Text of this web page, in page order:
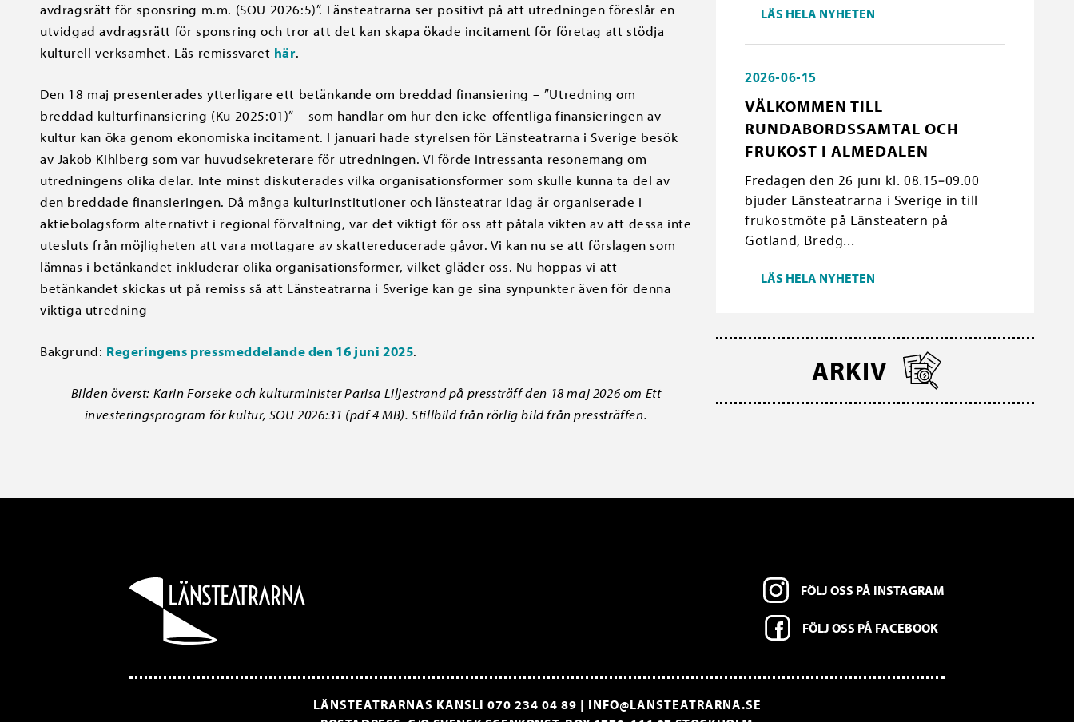
avdragsrätt för sponsring m.m. (SOU 2026:5)”. Länsteatrarna ser positivt på att utredningen föreslår en
utvidgad avdragsrätt för sponsring och tror att det kan skapa ökade incitament för företag att stödja
kulturell verksamhet. Läs remissvaret här.
Den 18 maj presenterades ytterligare ett betänkande om breddad finansiering – ”Utredning om
breddad kulturfinansiering (Ku 2025:01)” – som handlar om hur den icke-offentliga finansieringen av
kultur kan öka genom ekonomiska incitament. I januari hade styrelsen för Länsteatrarna i Sverige besök
av Jakob Kihlberg som var huvudsekreterare för utredningen. Vi förde intressanta resonemang om
utredningens olika delar. Inte minst diskuterades vilka organisationsformer som skulle kunna ta del av
den breddade finansieringen. Då många kulturinstitutioner och länsteatrar idag är organiserade i
aktiebolagsform alternativt i regional förvaltning, var det viktigt för oss att påtala vikten av att dessa inte
utesluts från möjligheten att vara mottagare av skattereducerade gåvor. Vi kan nu se att förslagen som
lämnas i betänkandet inkluderar olika organisationsformer, vilket gläder oss. Nu hoppas vi att
betänkandet skickas ut på remiss så att Länsteatrarna i Sverige kan ge sina synpunkter även för denna
viktiga utredning
Bakgrund: Regeringens pressmeddelande den 16 juni 2025.
Bilden överst: Karin Forseke och kulturminister Parisa Liljestrand på pressträff den 18 maj 2026 om Ett
investeringsprogram för kultur, SOU 2026:31 (pdf 4 MB). Stillbild från rörlig bild från pressträffen.
LÄS HELA NYHETEN
2026-06-15
VÄLKOMMEN TILL
RUNDABORDSSAMTAL OCH
FRUKOST I ALMEDALEN
Fredagen den 26 juni kl. 08.15–09.00
bjuder Länsteatrarna i Sverige in till
frukostmöte på Länsteatern på
Gotland, Bredg...
LÄS HELA NYHETEN
ARKIV
FÖLJ OSS PÅ INSTAGRAM
FÖLJ OSS PÅ FACEBOOK
LÄNSTEATRARNAS KANSLI 070 234 04 89 | INFO@LANSTEATRARNA.SE